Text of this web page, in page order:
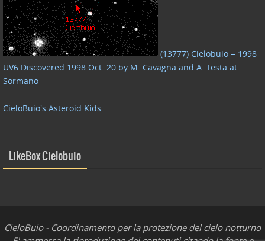
(13777) Cielobuio = 1998
UV6 Discovered 1998 Oct. 20 by M. Cavagna and A. Testa at
Sormano
CieloBuio's Asteroid Kids
LikeBox Cielobuio
CieloBuio - Coordinamento per la protezione del cielo notturno